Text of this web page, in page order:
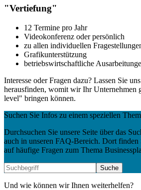
"Vertiefung"
12 Termine pro Jahr
Videokonferenz oder persönlich
zu allen individuellen
Grafikunterstützung
betriebswirtschaftliche
Interesse oder Fragen dazu? Lassen Sie
herausfinden, womit wir Ihr Unternehmen
level" bringen können.
Suchen Sie Infos zu einem speziellen
Durchsuchen Sie unsere Seite über das
auch in unseren FAQ-Bereich. Dort
auf häufige Fragen zum Thema
Und wie können wir Ihnen weiterhelfen?